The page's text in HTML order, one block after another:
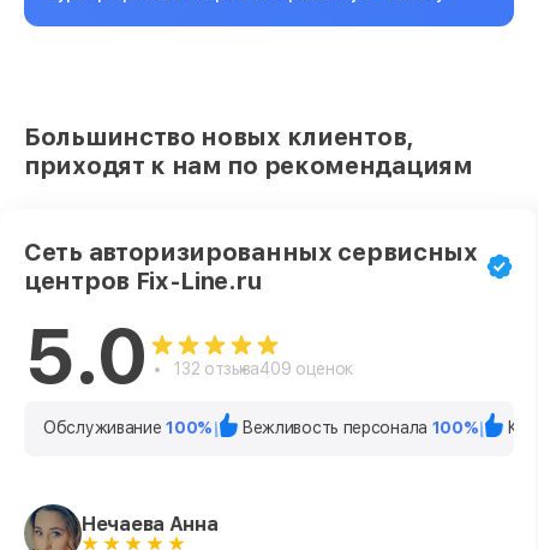
Большинство новых клиентов,
приходят к нам по рекомендациям
Сеть авторизированных сервисных
центров Fix-Line.ru
5.0 132 отзыва409 оценок
Обслуживание100% Вежливость персонала 100%
Нечаева Анна